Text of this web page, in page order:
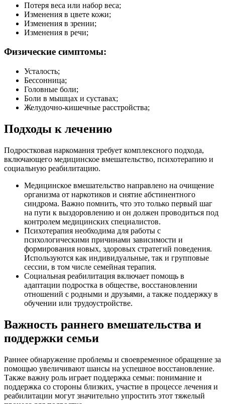
Потеря веса или набор веса;
Изменения в цвете кожи;
Изменения в зрении;
Изменения в речи;
Физические симптомы:
Усталость;
Бессонница;
Головные боли;
Боли в мышцах и суставах;
Желудочно-кишечные расстройства;
Подходы к лечению
Подростковая наркомания требует комплексного подхода,
включающего медицинское вмешательство, психотерапию и
социальную реабилитацию.
Медицинское вмешательство направлено на очищение
организма от наркотиков и снятие абстинентного
синдрома. Важно помнить, что это только первый шаг
на пути к выздоровлению и он должен проводиться под
контролем медицинских специалистов.
Психотерапия необходима для работы с
психологическими причинами зависимости и
формирования новых, здоровых стратегий поведения.
Используются как индивидуальные, так и групповые
сессии, в том числе семейная терапия.
Социальная реабилитация включает помощь в
адаптации подростка в обществе, восстановлении
отношений с родными и друзьями, а также поддержку в
обучении или трудоустройстве.
Важность раннего вмешательства и
поддержки семьи
Раннее обнаружение проблемы и своевременное обращение за
помощью увеличивают шансы на успешное восстановление.
Также важну роль играет поддержка семьи: понимание и
поддержка со стороны близких, участие в процессе лечения и
реабилитации могут значительно упростить этот тяжелый